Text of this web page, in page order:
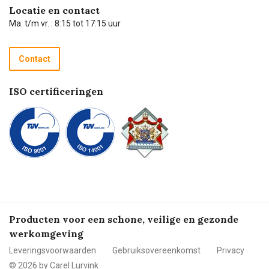
Hulp op afstand
Technische dienst
Recycle programma
Betalen
Carel de podcast
Locatie en contact
Ma. t/m vr. : 8:15 tot 17:15 uur
Contact
ISO certificeringen
Producten voor een schone, veilige en gezonde
werkomgeving
Leveringsvoorwaarden Gebruiksovereenkomst
Privacy
© 2026 by Carel Lurvink